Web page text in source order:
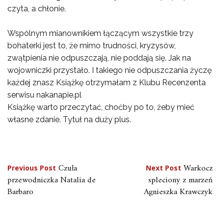
czyta, a chłonie.
Wspólnym mianownikiem łączącym wszystkie trzy
bohaterki jest to, że mimo trudności, kryzysów,
zwątpienia nie odpuszczają, nie poddają się. Jak na
wojowniczki przystało. I takiego nie odpuszczania życzę
każdej znasz Książkę otrzymałam z Klubu Recenzenta
serwisu nakanapie.pl
Książkę warto przeczytać, choćby po to, żeby mieć
własne zdanie. Tytuł na duży plus.
Nawigacja
wpisu
Previous Post Czuła
przewodniczka Natalia de
Barbaro
Next Post Warkocz
spleciony z marzeń
Agnieszka Krawczyk